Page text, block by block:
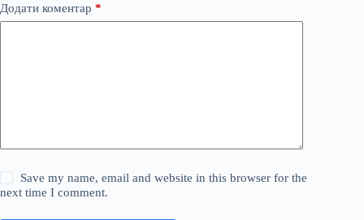
Додати коментар *
Save my name, email and website in this browser for the
next time I comment.